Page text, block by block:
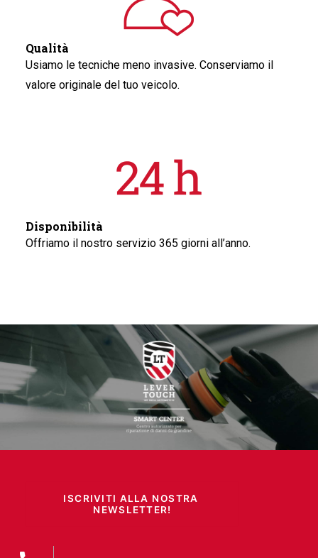
Qualità
Usiamo le tecniche meno invasive. Conserviamo il
valore originale del tuo veicolo.
Disponibilità
Offriamo il nostro servizio 365 giorni all’anno.
ISCRIVITI ALLA NOSTRA
NEWSLETTER!